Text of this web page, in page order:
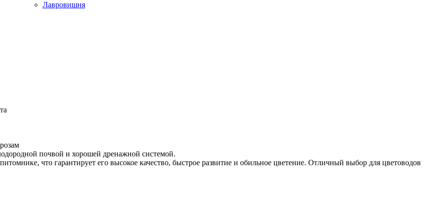
Лавровишня
почвой и хорошей дренажной системой.
что гарантирует его высокое качество, быстрое развитие и обильное цветение. Отличный выбор для цветоводов